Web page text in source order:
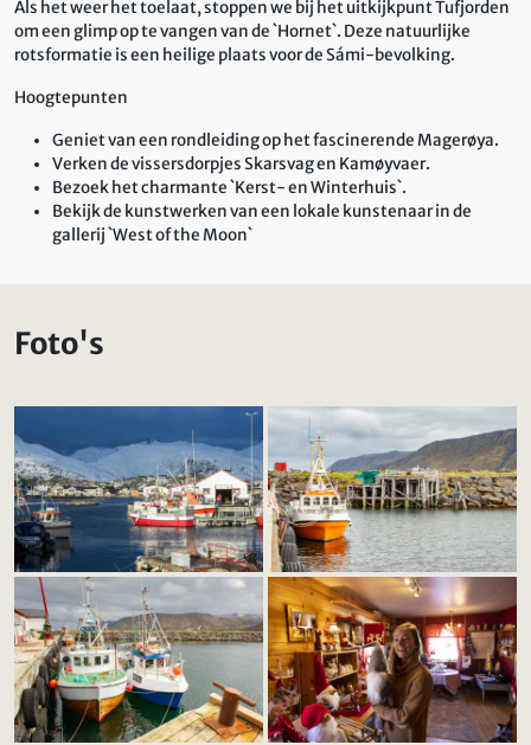
Als het weer het toelaat, stoppen we bij het uitkijkpunt Tufjorden
om een ​​glimp op te vangen van de `Hornet`. Deze natuurlijke
rotsformatie is een heilige plaats voor de Sámi-bevolking.
Hoogtepunten
Geniet van een rondleiding op het fascinerende Magerøya.
Verken de vissersdorpjes Skarsvag en Kamøyvaer.
Bezoek het charmante `Kerst- en Winterhuis`.
Bekijk de kunstwerken van een lokale kunstenaar in de
gallerij `West of the Moon`
Foto's